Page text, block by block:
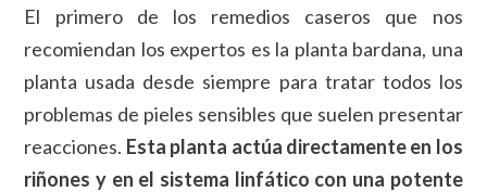
El primero de los remedios caseros que nos
recomiendan los expertos es la planta bardana, una
planta usada desde siempre para tratar todos los
problemas de pieles sensibles que suelen presentar
reacciones. Esta planta actúa directamente en los
riñones y en el sistema linfático con una potente